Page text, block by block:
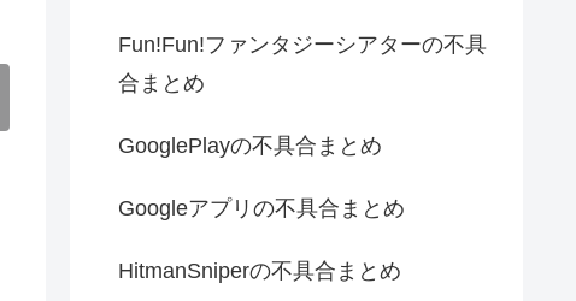
Fun!Fun!ファンタジーシアターの不具
合まとめ
GooglePlayの不具合まとめ
Googleアプリの不具合まとめ
HitmanSniperの不具合まとめ